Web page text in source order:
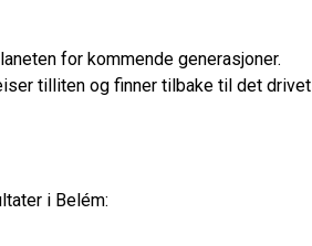
for kommende generasjoner.
tilliten og finner tilbake til det drivet
i Belém: